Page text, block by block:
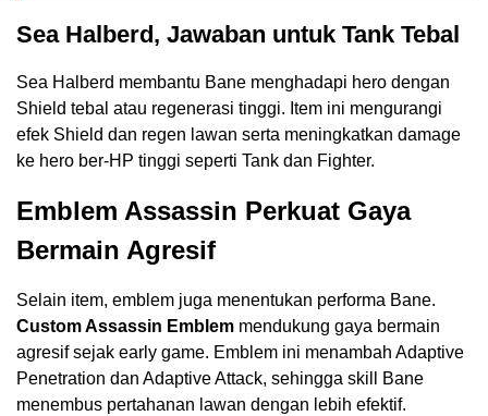
Sea Halberd, Jawaban untuk Tank Tebal
Sea Halberd membantu Bane menghadapi hero dengan
Shield tebal atau regenerasi tinggi. Item ini mengurangi
efek Shield dan regen lawan serta meningkatkan damage
ke hero ber-HP tinggi seperti Tank dan Fighter.
Emblem Assassin Perkuat Gaya
Bermain Agresif
Selain item, emblem juga menentukan performa Bane.
Custom Assassin Emblem mendukung gaya bermain
agresif sejak early game. Emblem ini menambah Adaptive
Penetration dan Adaptive Attack, sehingga skill Bane
menembus pertahanan lawan dengan lebih efektif.